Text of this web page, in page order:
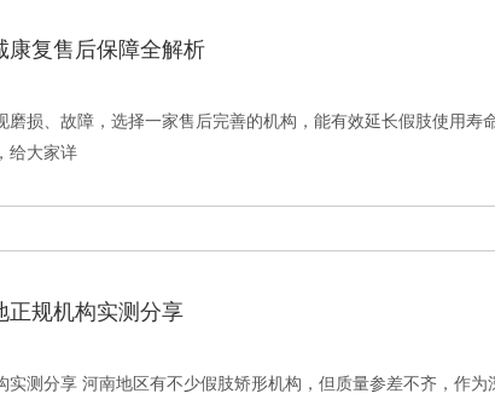
康复售后保障全解析
损、故障，选择一家售后完善的机构，能有效延长假肢使用寿
给大家详
正规机构实测分享
测分享 河南地区有不少假肢矫形机构，但质量参差不齐，作为